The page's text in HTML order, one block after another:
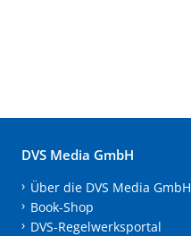
DVS Media GmbH
Über die DVS Media GmbH
Book-Shop
DVS-Regelwerksportal